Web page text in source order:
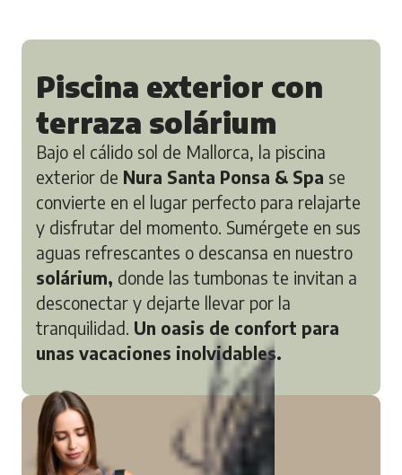
Piscina exterior con
terraza solárium
Bajo el cálido sol de Mallorca, la piscina
exterior de Nura Santa Ponsa & Spa se
convierte en el lugar perfecto para relajarte
y disfrutar del momento. Sumérgete en sus
aguas refrescantes o descansa en nuestro
solárium, donde las tumbonas te invitan a
desconectar y dejarte llevar por la
tranquilidad. Un oasis de confort para
unas vacaciones inolvidables.